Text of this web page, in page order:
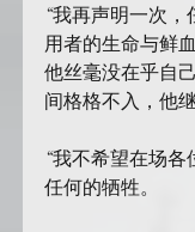
“我再声明一次
用者的生命与鲜
他丝毫没在乎自
间格格不入，他
“我不希望在场各
任何的牺牲。